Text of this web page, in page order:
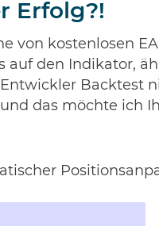
Erfolg?!
von kostenlosen
auf den Indikator,
Backtest
und das möchte ich